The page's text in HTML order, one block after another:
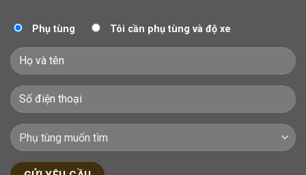
Phụ tùng Tôi cần phụ tùng và độ xe